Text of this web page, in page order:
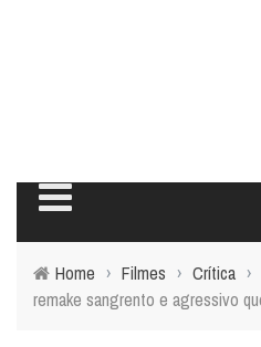
Home › Filmes › Crítica ›
remake sangrento e agressivo